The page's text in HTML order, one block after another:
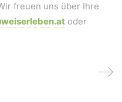
freuen uns über Ihre
oder
GmbH